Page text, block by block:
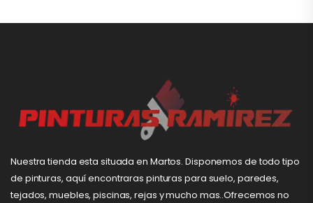
Nuestra tienda esta situada en Martos. Disponemos de todo tipo
de pinturas, aquí encontraras pinturas para suelo, paredes,
tejados, muebles, piscinas, rejas y mucho mas..Ofrecemos no